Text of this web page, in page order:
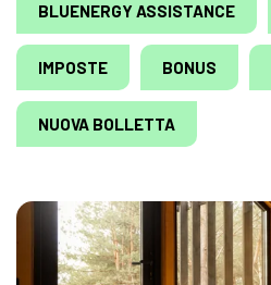
BLUENERGY ASSISTANCE
IMPOSTE BONUS
NUOVA BOLLETTA